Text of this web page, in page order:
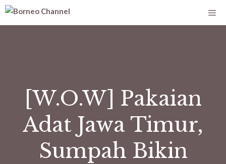
[W.O.W] Pakaian
Adat Jawa Timur,
Sumpah Bikin